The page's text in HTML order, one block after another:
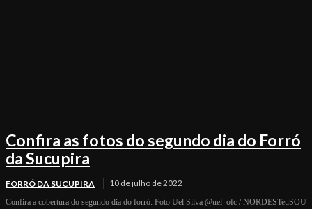
Confira as fotos do segundo dia do Forró
da Sucupira
FORRÓ DA SUCUPIRA 10 de julho de 2022
Confira a cobertura do segundo dia do forró: Foto Uel Silva @uel_ofc / NORDESTeuSOU